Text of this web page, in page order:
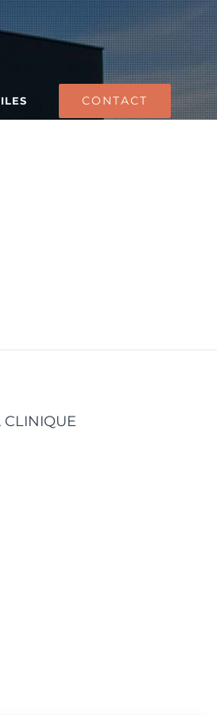
CONTACT
CLINIQUE